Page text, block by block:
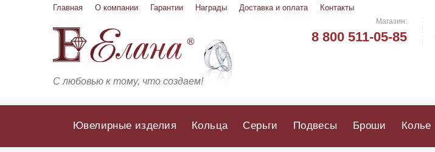
Главная О компании Гарантии Награды Доставка и оплата Контакты
С любовью к тому, что создаем!
Магазин:
8 800 511-05-85
Ювелирные изделия Кольца Серьги Подвесы Броши Колье